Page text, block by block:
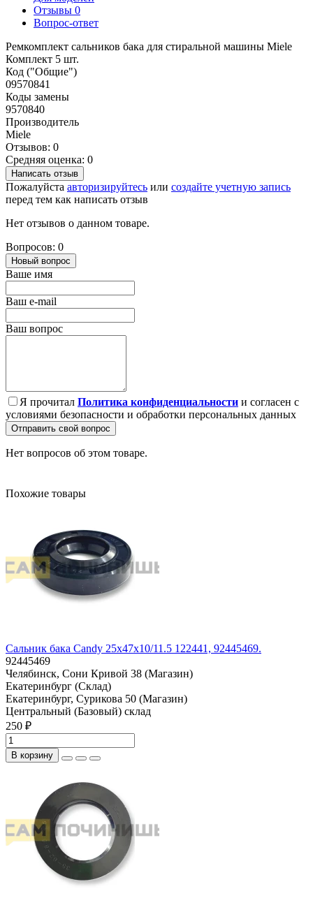
Отзывы 0
Вопрос-ответ
Ремкомплект сальников бака для стиральной машины Miele
Комплект 5 шт.
Код ("Общие")
09570841
Коды замены
9570840
Производитель
Miele
Отзывов: 0
Средняя оценка: 0
Написать отзыв
Пожалуйста авторизируйтесь или создайте учетную запись
перед тем как написать отзыв
Нет отзывов о данном товаре.
Вопросов: 0
Новый вопрос
Ваше имя
Ваш e-mail
Ваш вопрос
Я прочитал Политика конфиденциальности и согласен с
условиями безопасности и обработки персональных данных
Отправить свой вопрос
Нет вопросов об этом товаре.
Похожие товары
Сальник бака Candy 25x47x10/11.5 122441, 92445469.
92445469
Челябинск, Сони Кривой 38 (Магазин)
Екатеринбург (Склад)
Екатеринбург, Сурикова 50 (Магазин)
Центральный (Базовый) склад
250 ₽
В корзину